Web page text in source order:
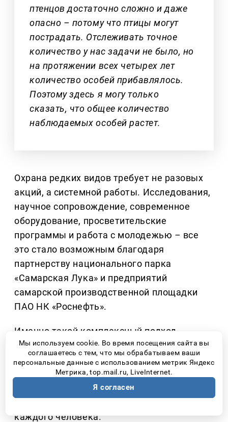
птенцов достаточно сложно и даже
опасно – потому что птицы могут
пострадать. Отслеживать точное
количество у нас задачи не было, но
на протяжении всех четырех лет
количество особей прибавлялось.
Поэтому здесь я могу только
сказать, что общее количество
наблюдаемых особей растет.
Охрана редких видов требует не разовых
акций, а системной работы. Исследования,
научное сопровождение, современное
оборудование, просветительские
программы и работа с молодежью – все
это стало возможным благодаря
партнерству национального парка
«Самарская Лука» и предприятий
самарской производственной площадки
ПАО НК «Роснефть».
Именно такой комплексный подход
позволяет не только изучать редкий вид,
но и создавать вокруг него сообщество
людей, понимающих, что природа
нуждается не столько в громких словах,
каждого человека.
Мы используем cookie. Во время посещения сайта вы
соглашаетесь с тем, что мы обрабатываем ваши
персональные данные с использованием метрик Яндекс
Метрика, top.mail.ru, LiveInternet.
Я согласен